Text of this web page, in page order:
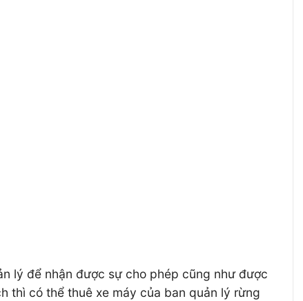
lý để nhận được sự cho phép cũng như được
thì có thể thuê xe máy của ban quản lý rừng